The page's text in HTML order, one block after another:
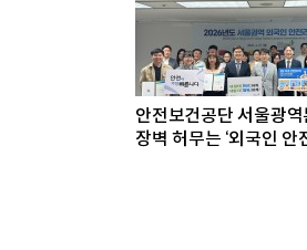
안전보건공단 서울광역
장벽 허무는 ‘외국인 안